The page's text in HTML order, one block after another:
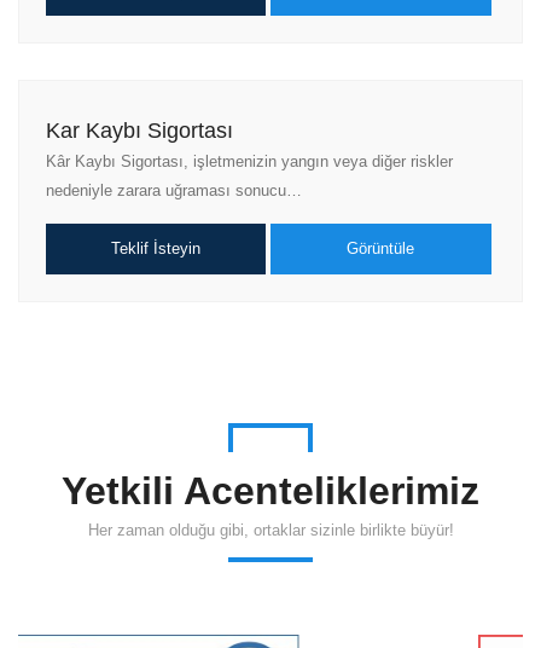
Kar Kaybı Sigortası
Kâr Kaybı Sigortası, işletmenizin yangın veya diğer riskler
nedeniyle zarara uğraması sonucu…
Teklif İsteyin Görüntüle
Yetkili Acenteliklerimiz
Her zaman olduğu gibi, ortaklar sizinle birlikte büyür!